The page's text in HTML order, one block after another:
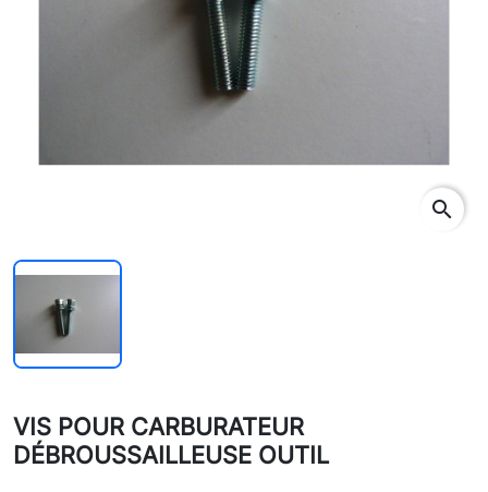
search
VIS POUR CARBURATEUR
DÉBROUSSAILLEUSE OUTIL